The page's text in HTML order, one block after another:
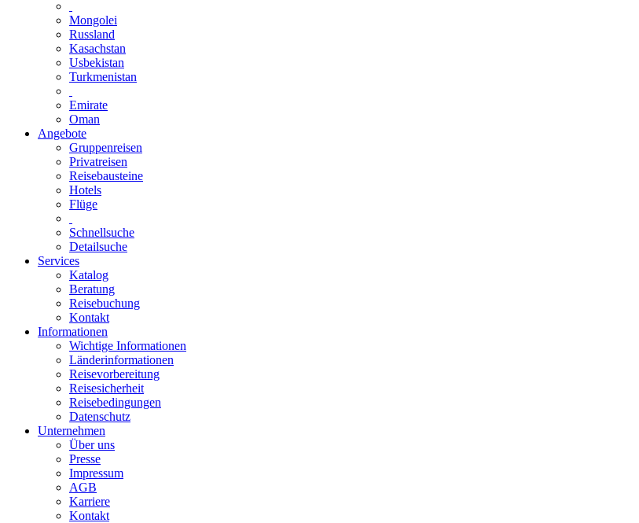
Mongolei
Russland
Kasachstan
Usbekistan
Turkmenistan
Emirate
Oman
Angebote
Gruppenreisen
Privatreisen
Reisebausteine
Hotels
Flüge
Schnellsuche
Detailsuche
Services
Katalog
Beratung
Reisebuchung
Kontakt
Informationen
Wichtige Informationen
Länderinformationen
Reisevorbereitung
Reisesicherheit
Reisebedingungen
Datenschutz
Unternehmen
Über uns
Presse
Impressum
AGB
Karriere
Kontakt